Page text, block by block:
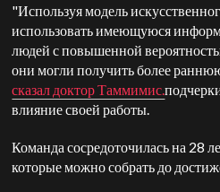
"Используя модель
использовать имеющуюся
людей с повышенной
они могли получить более
сказал доктор Таммимис.
влияние своей работы.
Команда сосредоточилась на 28
которые можно собрать до